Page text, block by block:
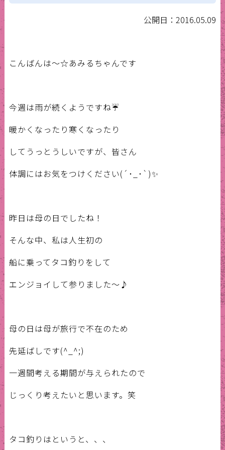
公開日：2016.05.09
こんばんは〜☆あみるちゃんです
今週は雨が続くようですね☔️
暖かくなったり寒くなったり
してうっとうしいですが、皆さん
体調にはお気をつけください(´･_･`)✨
昨日は母の日でしたね！
そんな中、私は人生初の
船に乗ってタコ釣りをして
エンジョイして参りました〜♪
母の日は母が旅行で不在のため
先延ばしです(^_^;)
一週間考える期間が与えられたので
じっくり考えたいと思います。笑
タコ釣りはというと、、、